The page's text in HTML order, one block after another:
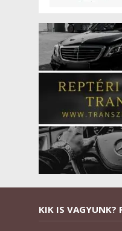
KIK IS VAGYUNK?